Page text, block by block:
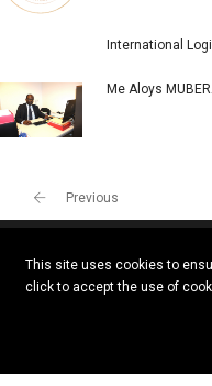
International
Me Aloys
Previous
This site uses cookies to
click to accept the use of
Copyright © 2026